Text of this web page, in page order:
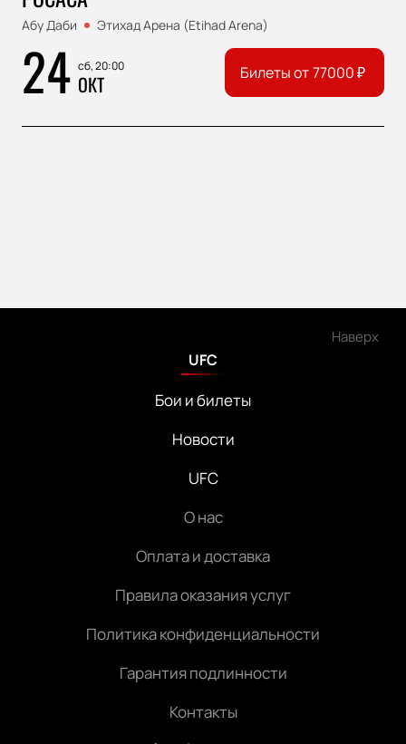
Абу Даби Этихад Арена (Etihad Arena)
24 сб, 20:00
ОКТ Билеты от77000₽
Наверх
UFC
Бои и билеты
Новости
UFC
О нас
Оплата и доставка
Правила оказания услуг
Политика конфиденциальности
Гарантия подлинности
Контакты